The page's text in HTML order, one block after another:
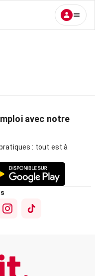
avec notre
: tout est à